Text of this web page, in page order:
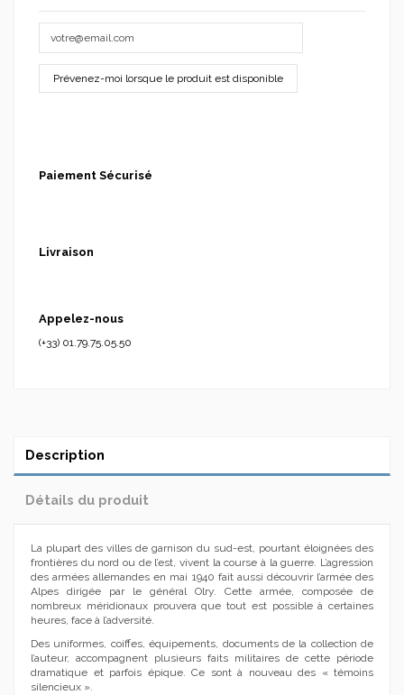
Paiement Sécurisé
Livraison
Appelez-nous
(+33) 01.79.75.05.50
Description
Détails du produit
La plupart des villes de garnison du sud-est, pourtant éloignées des
frontières du nord ou de l’est, vivent la course à la guerre. L’agression
des armées allemandes en mai 1940 fait aussi découvrir l’armée des
Alpes dirigée par le général Olry. Cette armée, composée de
nombreux méridionaux prouvera que tout est possible à certaines
heures, face à l’adversité.
Des uniformes, coiffes, équipements, documents de la collection de
l’auteur, accompagnent plusieurs faits militaires de cette période
dramatique et parfois épique. Ce sont à nouveau des « témoins
silencieux ».